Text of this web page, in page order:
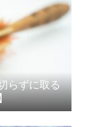
らずに取る